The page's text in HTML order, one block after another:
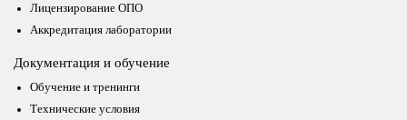
Лицензирование ОПО
Аккредитация лаборатории
Документация и обучение
Обучение и тренинги
Технические условия